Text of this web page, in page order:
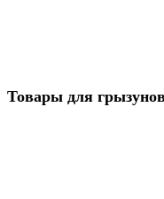
Товары для